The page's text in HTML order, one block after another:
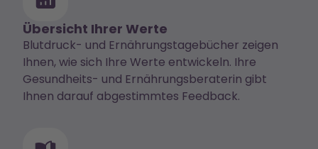
Übersicht Ihrer Werte
Blutdruck- und Ernährungstagebücher zeigen
Ihnen, wie sich Ihre Werte entwickeln. Ihre
Gesundheits- und Ernährungsberaterin gibt
Ihnen darauf abgestimmtes Feedback.